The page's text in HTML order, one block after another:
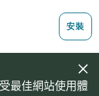
最佳網站使用體